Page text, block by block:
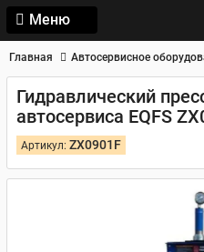
Меню
Главная Автосервисное
Гидравлический
автосервиса EQFS
Артикул: ZX0901F